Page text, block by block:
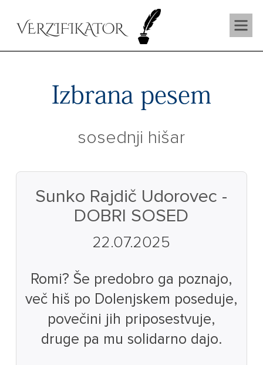
VERZIFIKATOR
Izbrana pesem
sosednji hišar
Sunko Rajdič Udorovec -
DOBRI SOSED
22.07.2025
Romi? Še predobro ga poznajo,
več hiš po Dolenjskem poseduje,
povečini jih priposestvuje,
druge pa mu solidarno dajo.